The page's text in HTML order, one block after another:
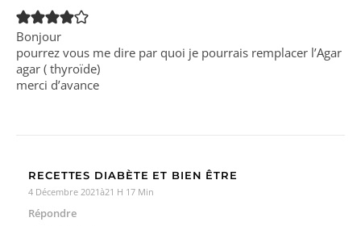
Bonjour
pourrez vous me dire par quoi je pourrais remplacer l’Agar
agar ( thyroïde)
merci d’avance
RECETTES DIABÈTE ET BIEN ÊTRE
4 Décembre 2021à21 H 17 Min
Répondre